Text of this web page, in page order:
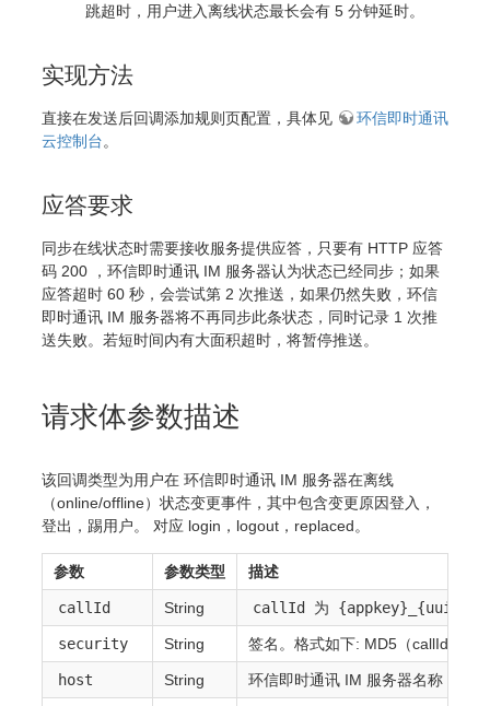
跳超时，用户进入离线状态最长会有 5 分钟延时。
实现方法
直接在发送后回调添加规则页配置，具体见
环信即时通讯
云控制台。
应答要求
同步在线状态时需要接收服务提供应答，只要有 HTTP 应答
码 200 ，环信即时通讯 IM 服务器认为状态已经同步；如果
应答超时 60 秒，会尝试第 2 次推送，如果仍然失败，环信
即时通讯 IM 服务器将不再同步此条状态，同时记录 1 次推
送失败。若短时间内有大面积超时，将暂停推送。
请求体参数描述
该回调类型为用户在 环信即时通讯 IM 服务器在离线
（online/offline）状态变更事件，其中包含变更原因登入，
登出，踢用户。 对应 login，logout，replaced。
参数 参数类型 描述
callId String callId 为 {appkey}_{uuid}
security String 签名。格式如下: MD5（callId+密
host String 环信即时通讯 IM 服务器名称，无